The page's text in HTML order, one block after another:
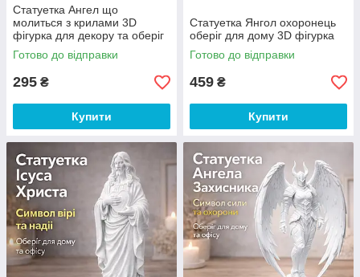
Статуетка Ангел що
молиться з крилами 3D
фігурка для декору та оберіг
для дому
Готово до відправки
295 ₴
Купити
Статуетка Янгол охоронець
оберіг для дому 3D фігурка
Готово до відправки
459 ₴
Купити